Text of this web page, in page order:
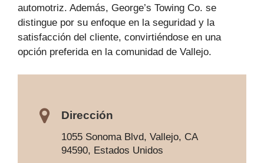
automotriz. Además, George’s Towing Co. se
distingue por su enfoque en la seguridad y la
satisfacción del cliente, convirtiéndose en una
opción preferida en la comunidad de Vallejo.
Dirección
1055 Sonoma Blvd, Vallejo, CA
94590, Estados Unidos